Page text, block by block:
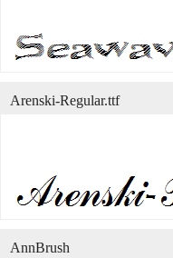
Arenski-Regular.ttf
AnnBrush